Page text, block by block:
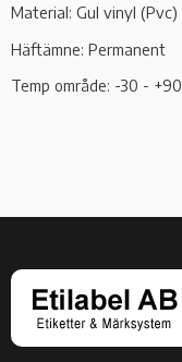
Material: Gul vinyl (Pvc)
Häftämne: Permanent
Temp område: -30 - +90